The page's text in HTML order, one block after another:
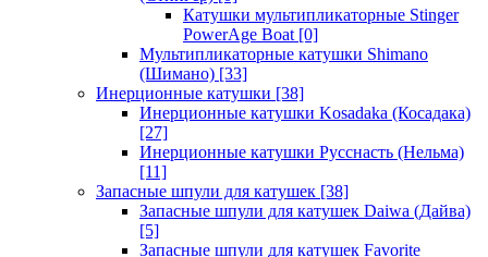
Катушки мультипликаторные Stinger
PowerAge Boat [0]
Мультипликаторные катушки Shimano
(Шимано) [33]
Инерционные катушки [38]
Инерционные катушки Kosadaka (Косадака)
[27]
Инерционные катушки Русснасть (Нельма)
[11]
Запасные шпули для катушек [38]
Запасные шпули для катушек Daiwa (Дайва)
[5]
Запасные шпули для катушек Favorite